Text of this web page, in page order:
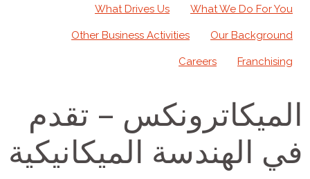
What We Do For You
What Drives Us
Our Background
Other Business Activities
Franchising
Careers
الميكاترونكس – تقدم
في الهندسة الميكانيكية